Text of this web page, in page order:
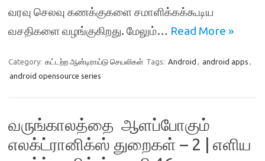
வரவு செலவு கணக்குகளை சமாளிக்கக்கூடிய
வசதிகளை வழங்குகிறது. மேலும்… Read More »
Category: கட்டற்ற ஆன்டிராய்டு செயலிகள் Tags: Android , android apps ,
android opensource series
வருங்காலத்தை ஆளப்போகும்
எலக்ட்ரானிக்ஸ் துறைகள் – 2 | எளிய